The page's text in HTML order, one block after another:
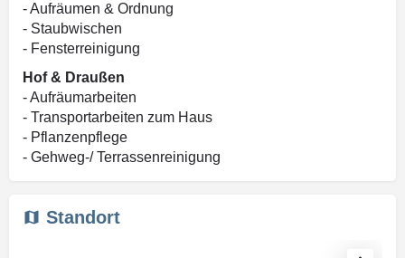
- Aufräumen & Ordnung
- Staubwischen
- Fensterreinigung
Hof & Draußen
- Aufräumarbeiten
- Transportarbeiten zum Haus
- Pflanzenpflege
- Gehweg-/ Terrassenreinigung
Standort